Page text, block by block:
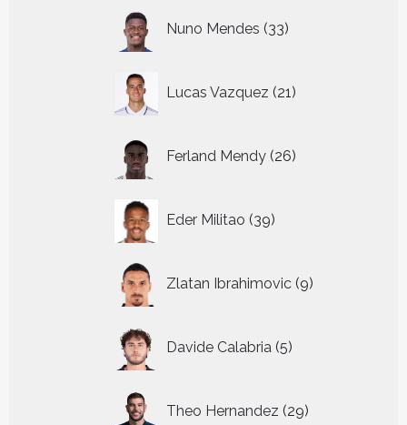
Nuno Mendes 33
producten
Lucas Vazquez 21
producten
Ferland Mendy 26
producten
Eder Militao 39
producten
Zlatan Ibrahimovic 9
producten
Davide Calabria 5
producten
Theo Hernandez 29
producten